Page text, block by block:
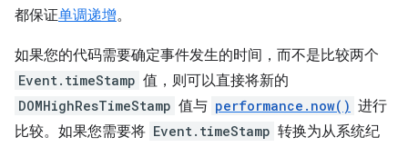
都保证单调递增。
如果您的代码需要确定事件发生的时间，而不是比较两个
Event.timeStamp 值，则可以直接将新的
DOMHighResTimeStamp 值与 performance.now() 进行
比较。如果您需要将 Event.timeStamp 转换为从系统纪